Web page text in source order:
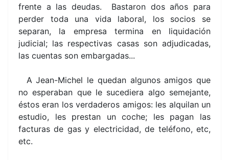
frente a las deudas. Bastaron dos años para
perder toda una vida laboral, los socios se
separan, la empresa termina en liquidación
judicial; las respectivas casas son adjudicadas,
las cuentas son embargadas...
A Jean-Michel le quedan algunos amigos que
no esperaban que le sucediera algo semejante,
éstos eran los verdaderos amigos: les alquilan un
estudio, les prestan un coche; les pagan las
facturas de gas y electricidad, de teléfono, etc,
etc.